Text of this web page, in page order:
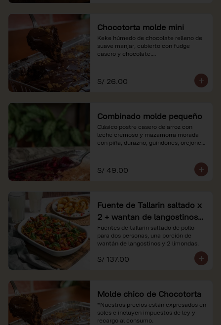
Chocotorta molde mini
Keke húmedo de chocolate relleno de
suave manjar, cubierto con fudge
casero y chocolate.
soles e incluyen impuestos de ley y
recargo al consumo. Imagenes
S/ 26.00
Combinado molde pequeño
Clásico postre casero de arroz con
leche cremoso y mazamorra morada
con piña, durazno, guindones, orejones
*Nuestros precios están expresados en
soles e incluyen impuestos de ley y
S/ 49.00
Fuente de Tallarin saltado x
2 + wantan de langostinos +
2 limonadas
Fuentes de tallarín saltado de pollo
para dos personas, una porción de
wantán de langostinos y 2 limondas.
S/ 137.00
Molde chico de Chocotorta
*Nuestros precios están expresados en
soles e incluyen impuestos de ley y
recargo al consumo.